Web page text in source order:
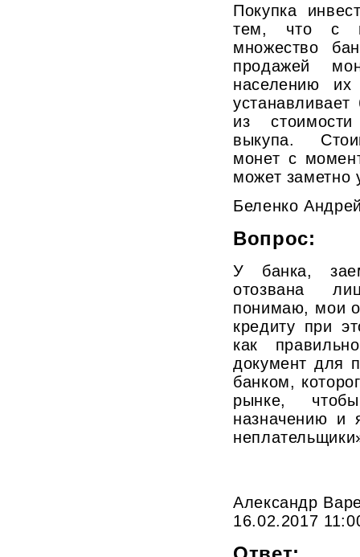
Покупка
тем, что с
множество
продажей
населению
из
выкупа.
монет с
может заметно
Беленко
Вопрос:
У банка,
отозвана
понимаю, мои
кредиту при
как
документ для
банком,
рынке,
назначению и
Александр
16.02.2017